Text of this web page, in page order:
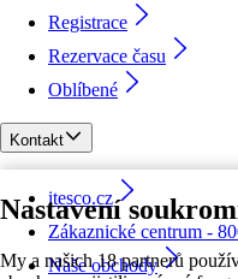
Nastavení
My a našich 18 partnerů
Registrace
Rezervace času
Oblíbené
Kontakt
itesco.cz
Zákaznické centrum -
Naše obchody